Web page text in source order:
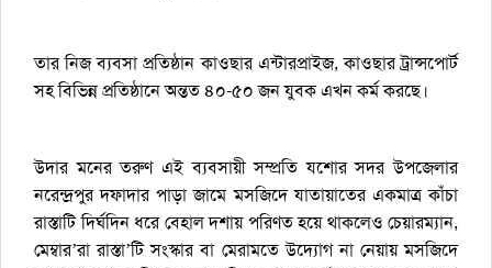
তার নিজ ব্যবসা প্রতিষ্ঠান কাওছার এন্টারপ্রাইজ, কাওছার ট্রান্সপোর্ট
সহ বিভিন্ন প্রতিষ্ঠানে অন্তত ৪০-৫০ জন যুবক এখন কর্ম করছে।
উদার মনের তরুণ এই ব্যবসায়ী সম্প্রতি যশোর সদর উপজেলার
নরেন্দ্রপুর দফাদার পাড়া জামে মসজিদে যাতায়াতের একমাত্র কাঁচা
রাস্তাটি দির্ঘদিন ধরে বেহাল দশায় পরিণত হয়ে থাকলেও চেয়ারম্যান,
মেম্বার’রা রাস্তা’টি সংস্কার বা মেরামতে উদ্যোগ না নেয়ায় মসজিদে